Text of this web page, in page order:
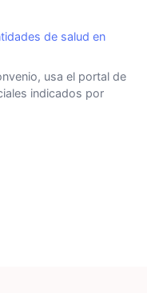
de salud en
usa el portal de
indicados por